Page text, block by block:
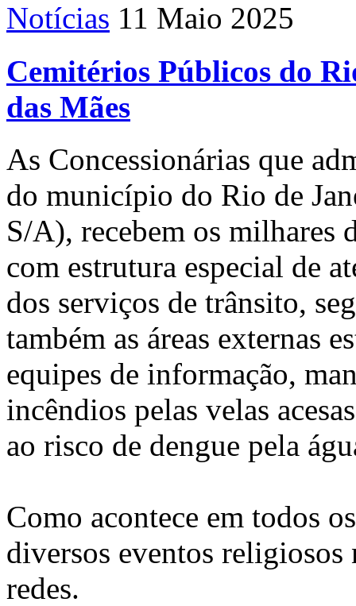
Notícias 11 Maio 2025
Cemitérios Públicos do
das Mães
As Concessionárias que
do município do Rio de
S/A), recebem os milhares
com estrutura especial de
dos serviços de trânsito,
também as áreas externas
equipes de informação,
incêndios pelas velas
ao risco de dengue pela
Como acontece em todos
diversos eventos
redes.